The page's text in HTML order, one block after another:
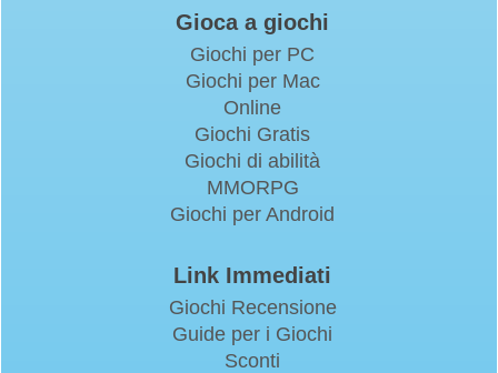
Gioca a giochi
Giochi per PC
Giochi per Mac
Online
Giochi Gratis
Giochi di abilità
MMORPG
Giochi per Android
Link Immediati
Giochi Recensione
Guide per i Giochi
Sconti